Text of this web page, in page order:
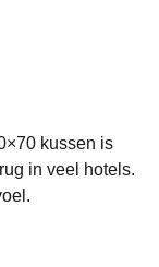
kussen is
in veel hotels.